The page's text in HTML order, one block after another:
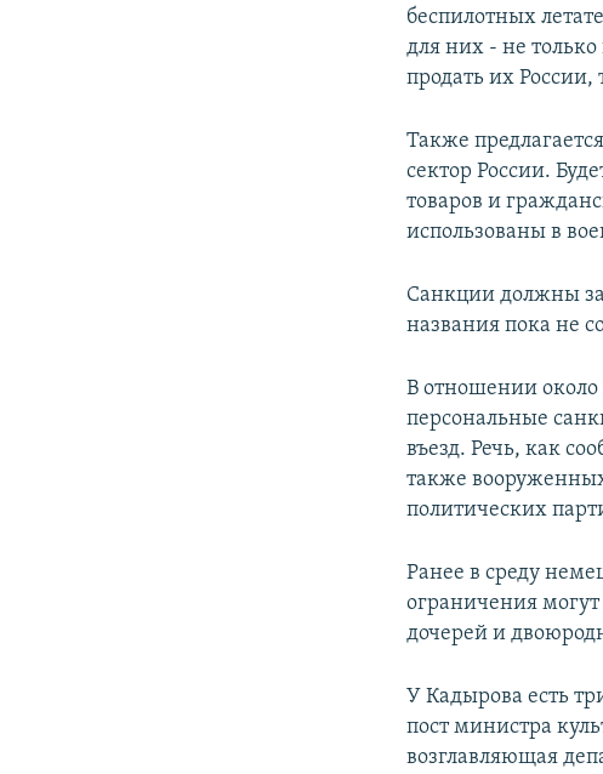
беспилотных
для них - не
продать их
Также
сектор России.
товаров и
использованы в
Санкции должны
названия пока не
В отношении
персональные
въезд. Речь, как
также
политических
Ранее в среду
ограничения
дочерей и
У Кадырова есть
пост министра
возглавляющая